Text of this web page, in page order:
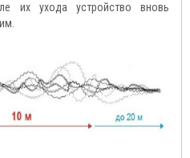
их ухода устройство вновь